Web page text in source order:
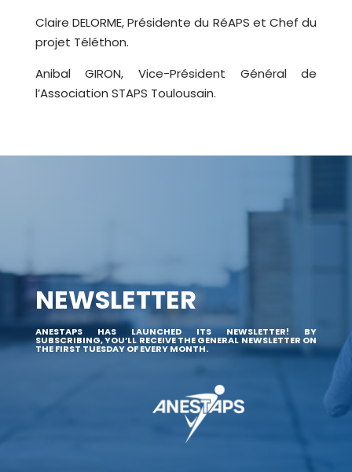
Claire DELORME, Présidente du RéAPS et Chef du
projet Téléthon.
Anibal GIRON, Vice-Président Général de
l’Association STAPS Toulousain.
NEWSLETTER
ANESTAPS HAS LAUNCHED ITS NEWSLETTER! BY
SUBSCRIBING, YOU’LL RECEIVE THE GENERAL NEWSLETTER ON
THE FIRST TUESDAY OF EVERY MONTH.